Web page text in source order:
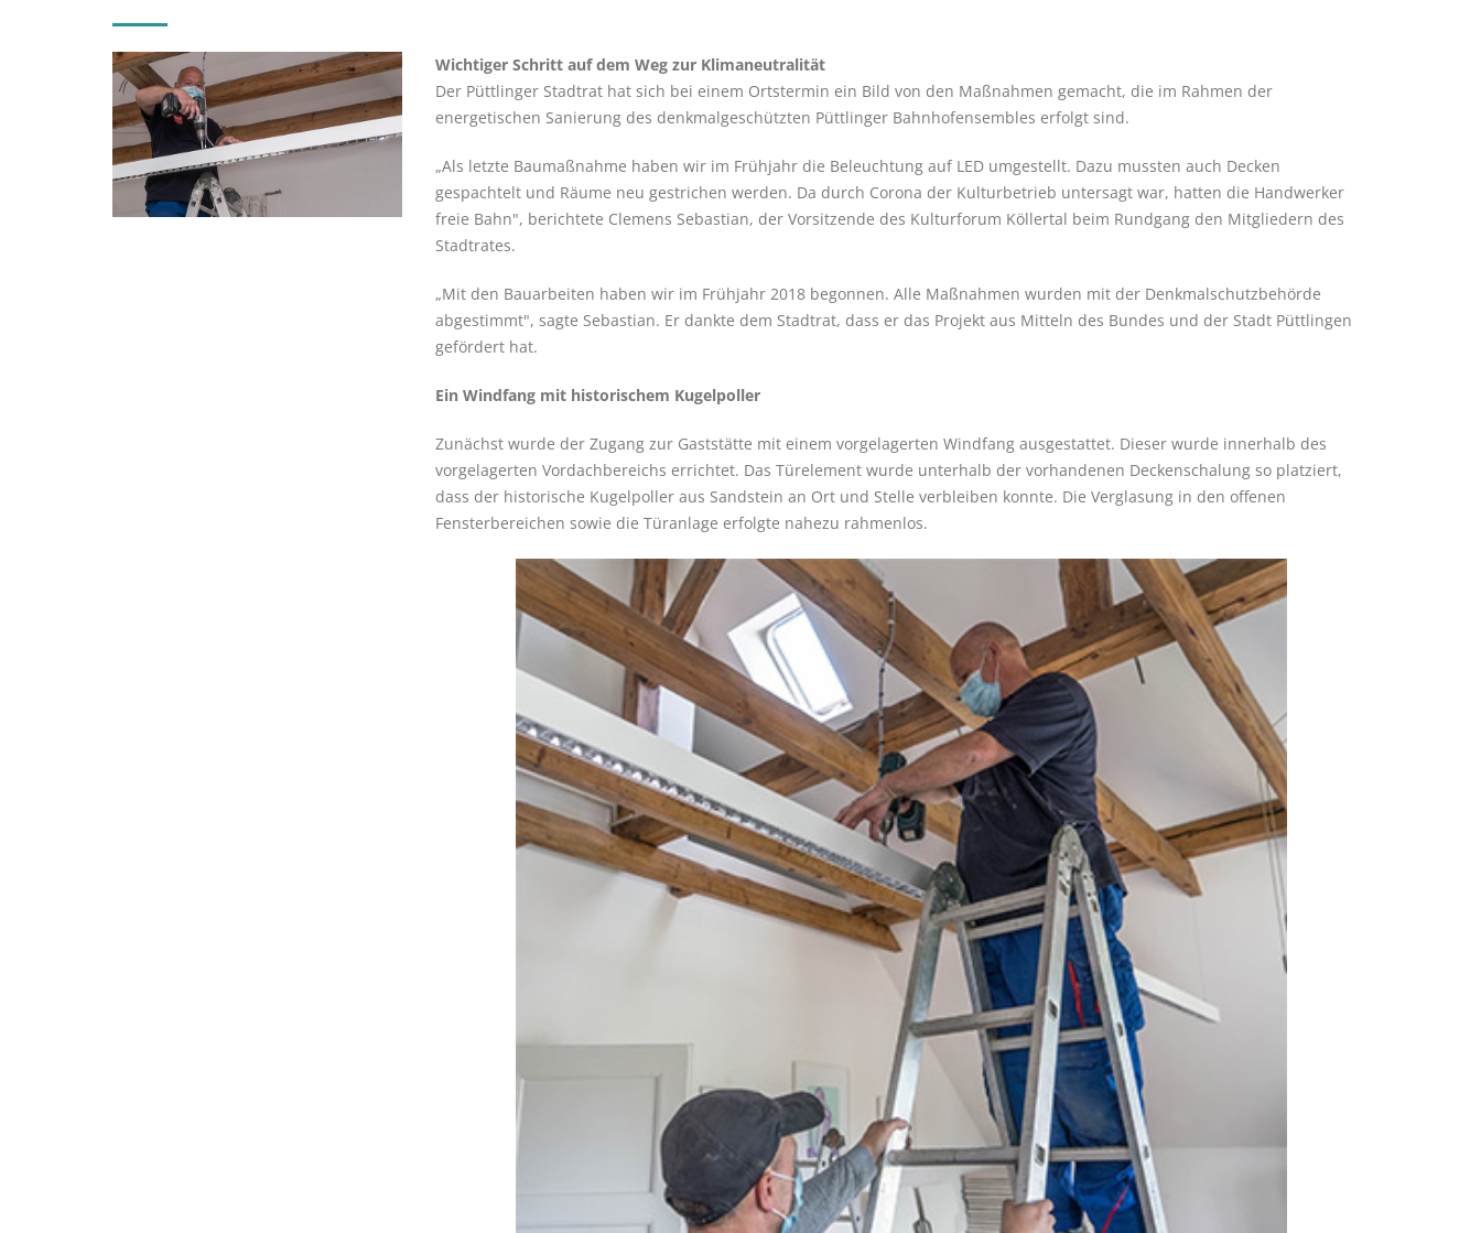
Wichtiger Schritt auf dem Weg zur Klimaneutralität
Der Püttlinger Stadtrat hat sich bei einem Ortstermin ein Bild von den Maßnahmen gemacht, die im Rahmen der
energetischen Sanierung des denkmalgeschützten Püttlinger Bahnhofensembles erfolgt sind.
„Als letzte Baumaßnahme haben wir im Frühjahr die Beleuchtung auf LED umgestellt. Dazu mussten auch Decken
gespachtelt und Räume neu gestrichen werden. Da durch Corona der Kulturbetrieb untersagt war, hatten die Handwerker
freie Bahn", berichtete Clemens Sebastian, der Vorsitzende des Kulturforum Köllertal beim Rundgang den Mitgliedern des
Stadtrates.
„Mit den Bauarbeiten haben wir im Frühjahr 2018 begonnen. Alle Maßnahmen wurden mit der Denkmalschutzbehörde
abgestimmt", sagte Sebastian. Er dankte dem Stadtrat, dass er das Projekt aus Mitteln des Bundes und der Stadt Püttlingen
gefördert hat.
Ein Windfang mit historischem Kugelpoller
Zunächst wurde der Zugang zur Gaststätte mit einem vorgelagerten Windfang ausgestattet. Dieser wurde innerhalb des
vorgelagerten Vordachbereichs errichtet. Das Türelement wurde unterhalb der vorhandenen Deckenschalung so platziert,
dass der historische Kugelpoller aus Sandstein an Ort und Stelle verbleiben konnte. Die Verglasung in den offenen
Fensterbereichen sowie die Türanlage erfolgte nahezu rahmenlos.